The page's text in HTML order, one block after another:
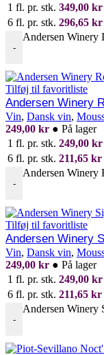
1 fl. pr. stk. 349,00 kr
6 fl. pr. stk. 296,65 kr
-
Andersen
Tilføj til favoritliste
Andersen Winery
Vin, Dansk vin,
249,00 kr ● På lager
1 fl. pr. stk. 249,00 kr
6 fl. pr. stk. 211,65 kr
-
Andersen Winery
Tilføj til favoritliste
Andersen Winery
Vin, Dansk vin,
249,00 kr ● På lager
1 fl. pr. stk. 249,00 kr
6 fl. pr. stk. 211,65 kr
-
Andersen Winery